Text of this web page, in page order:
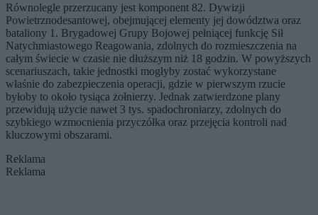
Równolegle przerzucany jest komponent 82. Dywizji
Powietrznodesantowej, obejmującej elementy jej dowództwa oraz
bataliony 1. Brygadowej Grupy Bojowej pełniącej funkcję Sił
Natychmiastowego Reagowania, zdolnych do rozmieszczenia na
całym świecie w czasie nie dłuższym niż 18 godzin. W powyższych
scenariuszach, takie jednostki mogłyby zostać wykorzystane
właśnie do zabezpieczenia operacji, gdzie w pierwszym rzucie
byłoby to około tysiąca żołnierzy. Jednak zatwierdzone plany
przewidują użycie nawet 3 tys. spadochroniarzy, zdolnych do
szybkiego wzmocnienia przyczółka oraz przejęcia kontroli nad
kluczowymi obszarami.
Reklama
Reklama